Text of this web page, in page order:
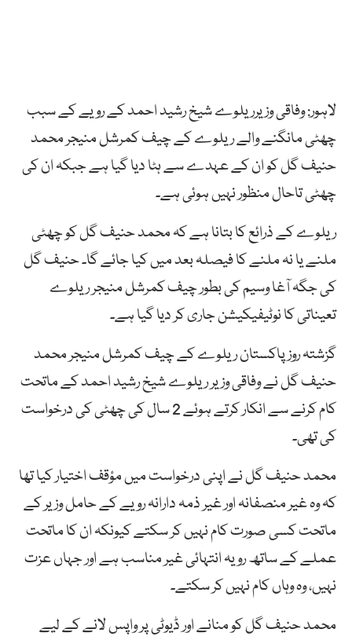
لاہور: وفاقی وزیرریلوے شیخ رشید احمد کے رویے کے سبب
چھٹی مانگنے والے ریلوے کے چیف کمرشل منیجر محمد
حنیف گل کو ان کے عہدے سے ہٹا دیا گیا ہے جبکہ ان کی
چھٹی تاحال منظور نہیں ہوئی ہے۔
ریلوے کے ذرائع کا بتانا ہے کہ محمد حنیف گل کو چھٹی
ملنے یا نہ ملنے کا فیصلہ بعد میں کیا جائے گا۔ حنیف گل
کی جگہ آغا وسیم کی بطور چیف کمرشل منیجر ریلوے
تعیناتی کا نوٹیفیکیشن جاری کر دیا گیا ہے۔
گزشتہ روز پاکستان ریلوے کے چیف کمرشل منیجر محمد
حنیف گل نے وفاقی وزیر ریلوے شیخ رشید احمد کے ماتحت
کام کرنے سے انکار کرتے ہوئے 2 سال کی چھٹی کی درخواست
کی تھی۔
محمد حنیف گل نے اپنی درخواست میں مؤقف اختیار کیا تھا
کہ وہ غیر منصفانہ اور غیر ذمہ دارانہ رویے کے حامل وزیر کے
ماتحت کسی صورت کام نہیں کر سکتے کیونکہ ان کا ماتحت
عملے کے ساتھ رویہ انتہائی غیر مناسب ہے اور جہاں عزت
نہیں، وہ وہاں کام نہیں کر سکتے۔
محمد حنیف گل کو منانے اور ڈیوٹی پر واپس لانے کے لیے